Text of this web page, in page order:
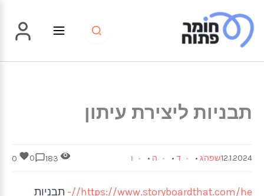
לתוכן
תבניות ליצירת עיתון
12.1.2024שפהג • ד • ה • ו 0
https://www.storyboardthat.com/he//-
תבניות